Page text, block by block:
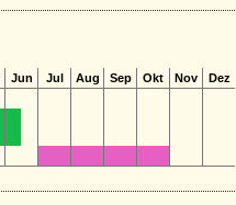
Jun Jul Aug Sep Okt Nov
Dez